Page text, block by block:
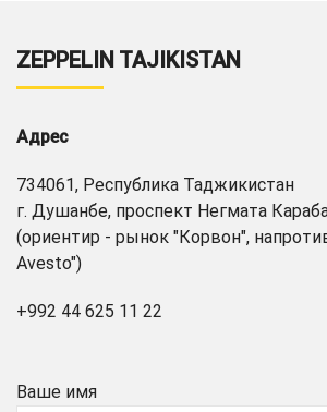
ZEPPELIN TAJIKISTAN
Адрес
734061, Республика Таджикистан
г. Душанбе, проспект Негмата
(ориентир - рынок "Корвон",
Avesto")
+992 44 625 11 22
Ваше имя